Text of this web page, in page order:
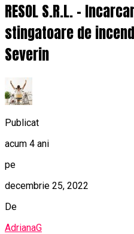
RESOL S.R.L. –
stingatoare de
Severin
Publicat
acum 4 ani
pe
decembrie 25, 2022
De
AdrianaG